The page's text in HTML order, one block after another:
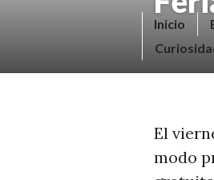
V
E
N
R
+
Inicio
El
modo